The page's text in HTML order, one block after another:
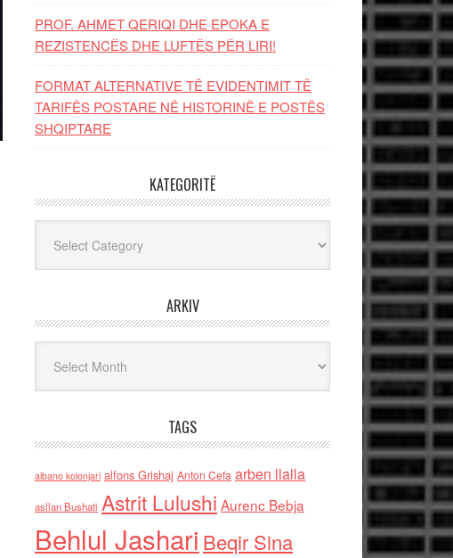
PROF. AHMET QERIQI DHE EPOKA E
REZISTENCЁS DHE LUFTЁS PЁR LIRI!
FORMAT ALTERNATIVE TË EVIDENTIMIT TË
TARIFËS POSTARE NË HISTORINË E POSTËS
SHQIPTARE
KATEGORITË
ARKIV
TAGS
albano kolonjari alfons Grishaj Anton Cefa arben llalla
asllan Bushati Astrit Lulushi Aurenc Bebja
Behlul Jashari Beqir Sina